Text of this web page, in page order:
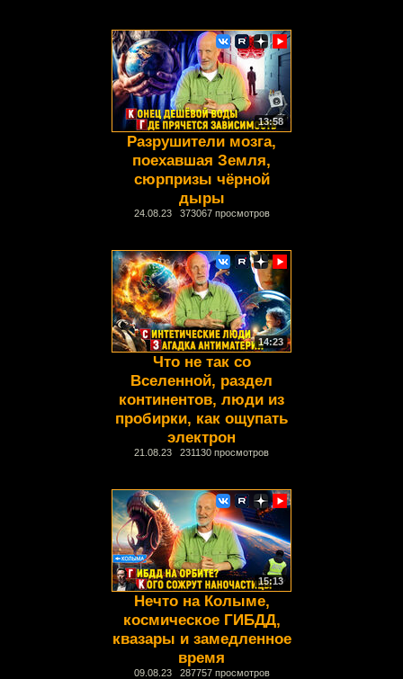
13:58
Разрушители мозга,
поехавшая Земля,
сюрпризы чёрной
дыры
24.08.23 373067 просмотров
14:23
Что не так со
Вселенной, раздел
континентов, люди из
пробирки, как ощупать
электрон
21.08.23 231130 просмотров
15:13
Нечто на Колыме,
космическое ГИБДД,
квазары и замедленное
время
09.08.23 287757 просмотров